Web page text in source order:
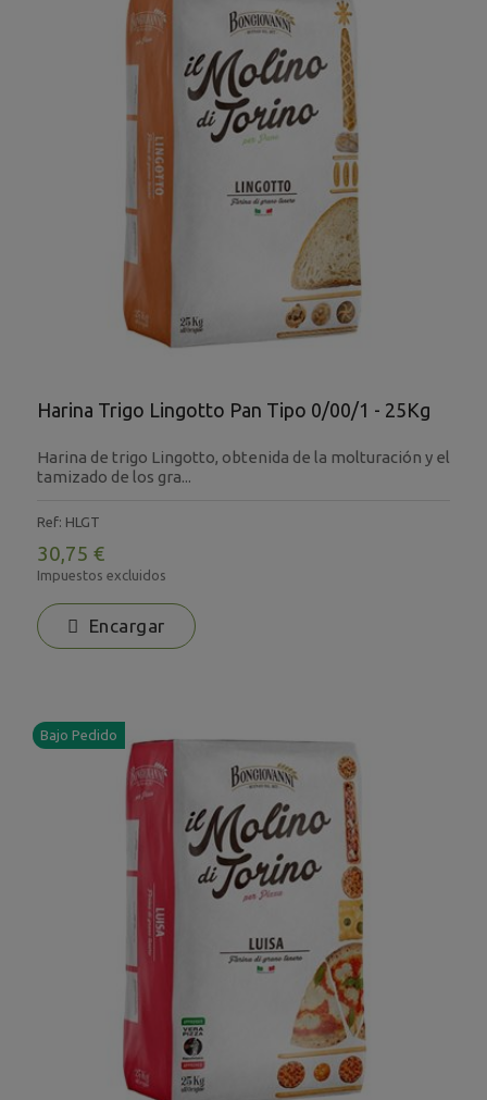
Harina Trigo Lingotto Pan Tipo 0/00/1 - 25Kg
Harina de trigo Lingotto, obtenida de la molturación y el
tamizado de los gra...
Ref: HLGT
30,75 €
Impuestos excluidos
Encargar
Bajo Pedido